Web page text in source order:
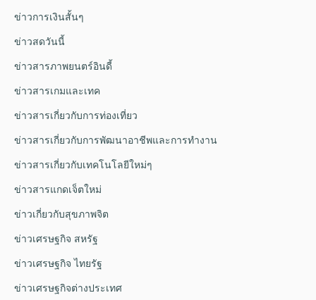
ข่าวการเงินสั้นๆ
ข่าวสดวันนี้
ข่าวสารภาพยนตร์อินดี้
ข่าวสารเกมและเทค
ข่าวสารเกี่ยวกับการท่องเที่ยว
ข่าวสารเกี่ยวกับการพัฒนาอาชีพและการทำงาน
ข่าวสารเกี่ยวกับเทคโนโลยีใหม่ๆ
ข่าวสารแกดเจ็ตใหม่
ข่าวเกี่ยวกับสุขภาพจิต
ข่าวเศรษฐกิจ สหรัฐ
ข่าวเศรษฐกิจ ไทยรัฐ
ข่าวเศรษฐกิจต่างประเทศ